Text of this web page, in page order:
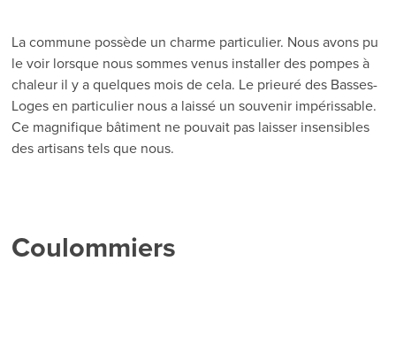
La commune possède un charme particulier. Nous avons pu
le voir lorsque nous sommes venus installer des pompes à
chaleur il y a quelques mois de cela. Le prieuré des Basses-
Loges en particulier nous a laissé un souvenir impérissable.
Ce magnifique bâtiment ne pouvait pas laisser insensibles
des artisans tels que nous.
Coulommiers